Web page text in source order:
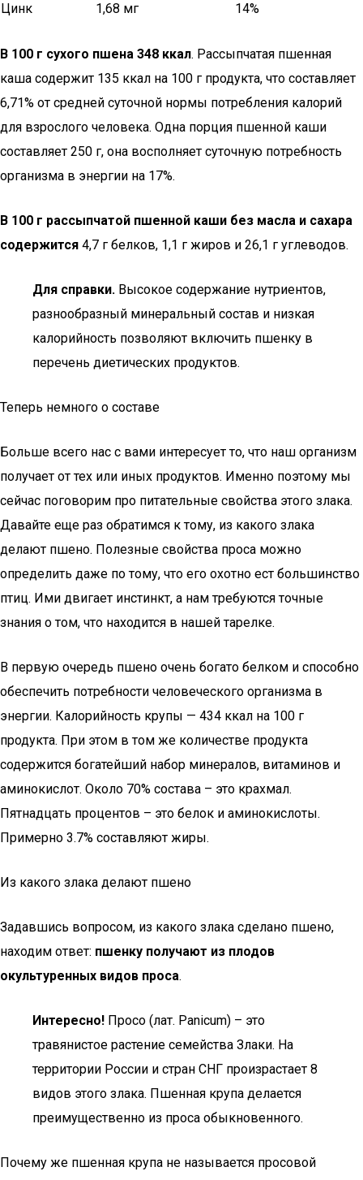
Цинк
1,68 мг 14%
В 100 г сухого пшена 348 ккал. Рассыпчатая пшенная
каша содержит 135 ккал на 100 г продукта, что составляет
6,71% от средней суточной нормы потребления калорий
для взрослого человека. Одна порция пшенной каши
составляет 250 г, она восполняет суточную потребность
организма в энергии на 17%.
В 100 г рассыпчатой пшенной каши без масла и сахара
содержится 4,7 г белков, 1,1 г жиров и 26,1 г углеводов.
Для справки. Высокое содержание нутриентов,
разнообразный минеральный состав и низкая
калорийность позволяют включить пшенку в
перечень диетических продуктов.
Теперь немного о составе
Больше всего нас с вами интересует то, что наш организм
получает от тех или иных продуктов. Именно поэтому мы
сейчас поговорим про питательные свойства этого злака.
Давайте еще раз обратимся к тому, из какого злака
делают пшено. Полезные свойства проса можно
определить даже по тому, что его охотно ест большинство
птиц. Ими двигает инстинкт, а нам требуются точные
знания о том, что находится в нашей тарелке.
В первую очередь пшено очень богато белком и способно
обеспечить потребности человеческого организма в
энергии. Калорийность крупы — 434 ккал на 100 г
продукта. При этом в том же количестве продукта
содержится богатейший набор минералов, витаминов и
аминокислот. Около 70% состава – это крахмал.
Пятнадцать процентов – это белок и аминокислоты.
Примерно 3.7% составляют жиры.
Из какого злака делают пшено
Задавшись вопросом, из какого злака сделано пшено,
находим ответ: пшенку получают из плодов
окультуренных видов проса.
Интересно! Просо (лат. Panicum) – это
травянистое растение семейства Злаки. На
территории России и стран СНГ произрастает 8
видов этого злака. Пшенная крупа делается
преимущественно из проса обыкновенного.
Почему же пшенная крупа не называется просовой